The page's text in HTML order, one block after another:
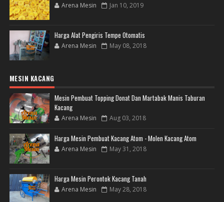
Arena Mesin Jan 10, 2019
Harga Alat Pengiris Tempe Otomatis
Arena Mesin May 08, 2018
MESIN KACANG
Mesin Pembuat Topping Donat Dan Martabak Manis Taburan
Kacang
Arena Mesin Aug 03, 2018
Harga Mesin Pembuat Kacang Atom - Molen Kacang Atom
Arena Mesin May 31, 2018
Harga Mesin Perontok Kacang Tanah
Arena Mesin May 28, 2018